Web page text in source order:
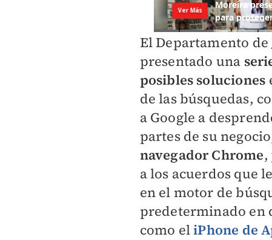
El Departamento de
presentado una
posibles soluciones
de las búsquedas,
a Google a
partes de su
navegador Chrome
a los acuerdos que
en el motor de
predeterminado en
como eliPhone de